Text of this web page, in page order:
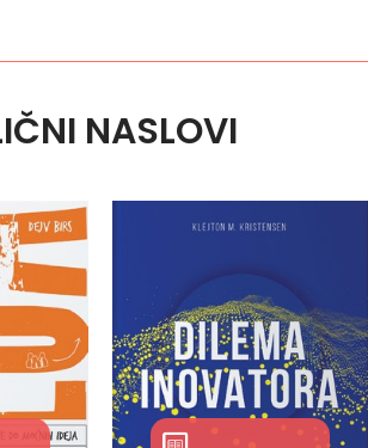
NASLOVI